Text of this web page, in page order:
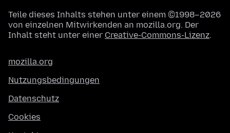
Teile dieses Inhalts stehen unter einem ©1998–2026
von einzelnen Mitwirkenden an mozilla.org. Der
Inhalt steht unter einer Creative-Commons-Lizenz.
mozilla.org
Nutzungsbedingungen
Datenschutz
Cookies